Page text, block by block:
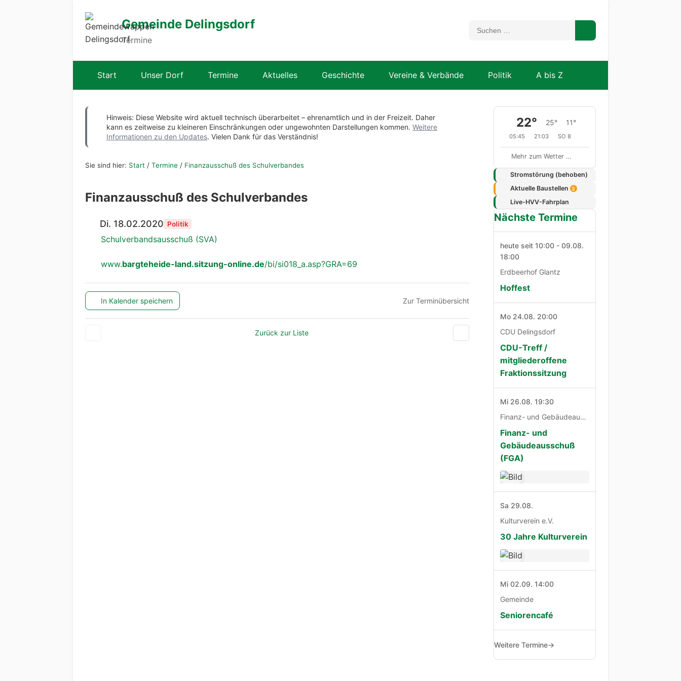
Gemeinde Delingsdorf
Termine
Start Unser Dorf Termine Aktuelles Geschichte Vereine & Verbände Politik A bis Z
Hinweis: Diese Website wird aktuell technisch überarbeitet – ehrenamtlich und in der Freizeit. Daher
kann es zeitweise zu kleineren Einschränkungen oder ungewohnten Darstellungen kommen. Weitere
Informationen zu den Updates. Vielen Dank für das Verständnis!
Sie sind hier: Start / Termine / Finanzausschuß des Schulverbandes
Finanzausschuß des Schulverbandes
Di. 18.02.2020 Politik
Schulverbandsausschuß (SVA)
www.bargteheide-land.sitzung-online.de/bi/si018_a.asp?GRA=69
In Kalender speichern Zur Terminübersicht
Zurück zur Liste
22° 25° 11°
05:45 21:03 SO 8
Mehr zum Wetter …
Stromstörung (behoben)
Aktuelle Baustellen
3
Live-HVV-Fahrplan
Nächste Termine
heute seit 10:00 - 09.08.
18:00
Erdbeerhof Glantz
Hoffest
Mo 24.08. 20:00
CDU Delingsdorf
CDU-Treff /
mitgliederoffene
Fraktionssitzung
Mi 26.08. 19:30
Finanz- und Gebäudeausschuß
Finanz- und
Gebäudeausschuß
(FGA)
Sa 29.08.
Kulturverein e.V.
30 Jahre Kulturverein
Mi 02.09. 14:00
Gemeinde
Seniorencafé
Weitere Termine→